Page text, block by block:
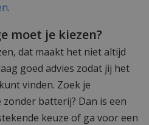
.
moet je kiezen?
dat maakt het niet altijd
goed advies zodat jij het
vinden. Zoek je
batterij? Dan is een
keuze of ga voor een